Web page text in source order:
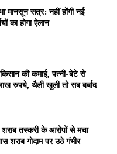
मानसून सत्र: नहीं होंगी नई
का होगा ऐलान
की कमाई, पत्नी-बेटे से
रुपये, थैली खुली तो सब बर्बाद
तस्करी के आरोपों से मचा
शराब गोदाम पर उठे गंभीर